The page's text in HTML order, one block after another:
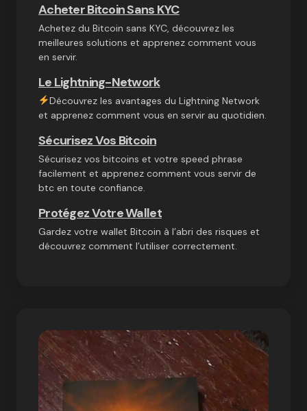
Acheter Bitcoin Sans KYC
Achetez du Bitcoin sans KYC, découvrez les
meilleures solutions et apprenez comment vous
en servir.
Le Lightning-Network
Découvrez les avantages du Lightning Network
et apprenez comment vous en servir au quotidien.
Sécurisez Vos Bitcoin
Sécurisez vos bitcoins et votre speed phrase
facilement et apprenez comment vous servir de
btc en toute confiance.
Protégez Votre Wallet
Gardez votre wallet Bitcoin à l’abri des risques et
découvrez comment l’utiliser correctement.